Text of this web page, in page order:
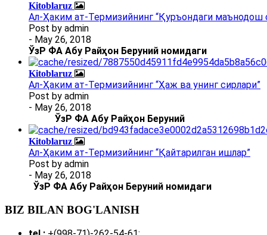
Kitoblaruz
Ал-Ҳаким ат-Термизийнинг “Қуръондаги маънодош
Post by admin
- May 26, 2018
ЎзР ФА Абу Райҳон Беруний номидаги
Kitoblaruz
Ал-Ҳаким ат-Термизийнинг “Ҳаж ва унинг сирлари”
Post by admin
- May 26, 2018
ЎзР ФА Абу Райҳон Беруний
Kitoblaruz
Ал-Ҳаким ат-Термизийнинг “Қайтарилган ишлар”
Post by admin
- May 26, 2018
ЎзР ФА Абу Райҳон Беруний номидаги
BIZ BILAN BOG'LANISH